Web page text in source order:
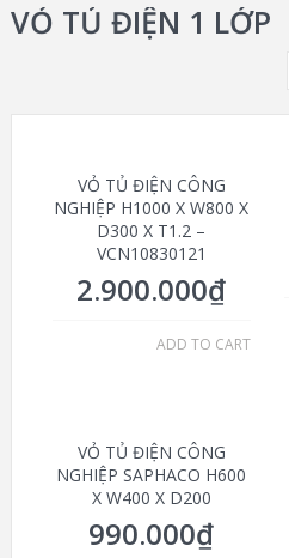
VỎ TỦ ĐIỆN 1 LỚP
VỎ TỦ ĐIỆN CÔNG
NGHIỆP H1000 X W800 X
D300 X T1.2 –
VCN10830121
2.900.000₫
ADD TO CART
VỎ TỦ ĐIỆN CÔNG
NGHIỆP SAPHACO H600
X W400 X D200
990.000₫